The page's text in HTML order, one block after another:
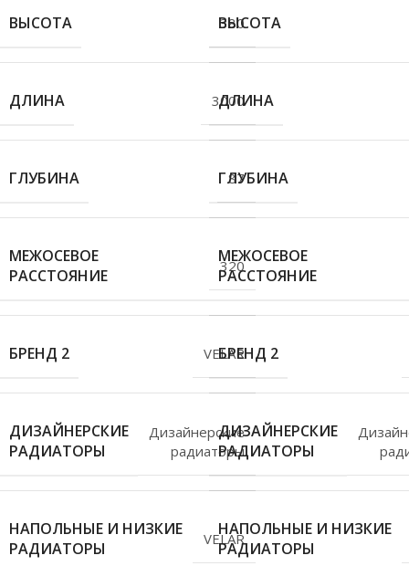
ВЫСОТА 380
ДЛИНА 3000
ГЛУБИНА 87
МЕЖОСЕВОЕ
РАССТОЯНИЕ
320
БРЕНД 2 VELAR
ДИЗАЙНЕРСКИЕ
РАДИАТОРЫ
Дизайнерские
радиаторы
НАПОЛЬНЫЕ И НИЗКИЕ
РАДИАТОРЫ
VELAR
ВЫСОТА
ДЛИНА
ГЛУБИНА
МЕЖОСЕВОЕ
РАССТОЯНИЕ
БРЕНД 2
ДИЗАЙНЕРСКИЕ
РАДИАТОРЫ
НАПОЛЬНЫЕ И НИЗКИЕ
РАДИАТОРЫ